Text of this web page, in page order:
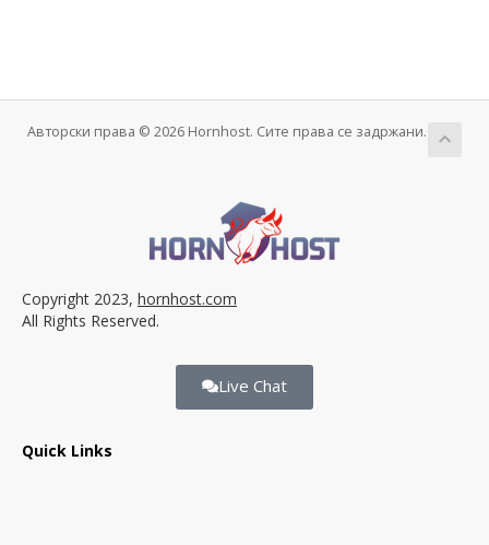
Авторски права © 2026 Hornhost. Сите права се задржани.
Copyright 2023, hornhost.com
All Rights Reserved.
Live Chat
Quick Links